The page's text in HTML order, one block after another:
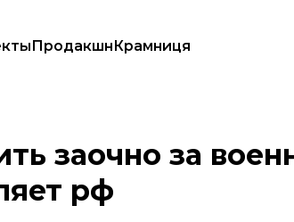
ПродакшнКрамниця
рф
заочно за
рф